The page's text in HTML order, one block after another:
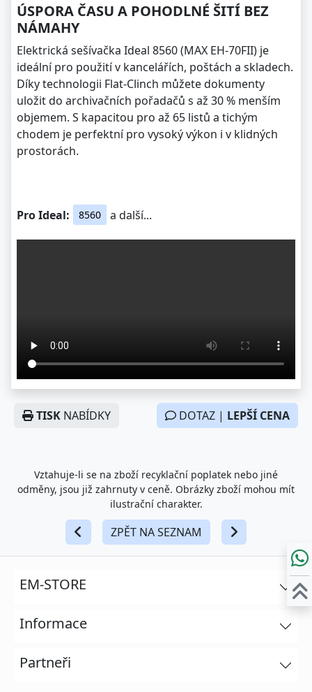
ÚSPORA ČASU A POHODLNÉ ŠITÍ BEZ
NÁMAHY
Elektrická sešívačka Ideal 8560 (MAX EH-70FII) je
ideální pro použití v kancelářích, poštách a skladech.
Díky technologii Flat-Clinch můžete dokumenty
uložit do archivačních pořadačů s až 30 % menším
objemem. S kapacitou pro až 65 listů a tichým
chodem je perfektní pro vysoký výkon i v klidných
prostorách.
Pro Ideal: 8560 a další...
TISK NABÍDKY DOTAZ | LEPŠÍ CENA
Vztahuje-li se na zboží recyklační poplatek nebo jiné
odměny, jsou již zahrnuty v ceně. Obrázky zboží mohou mít
ilustrační charakter.
ZPĚT NA SEZNAM
EM-STORE
Informace
Partneři